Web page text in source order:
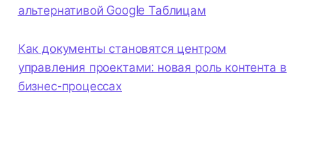
альтернативой Google Таблицам
Как документы становятся центром
управления проектами: новая роль контента в
бизнес-процессах